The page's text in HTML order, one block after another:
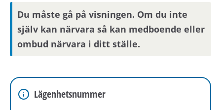
Du måste gå på visningen. Om du inte
själv kan närvara så kan medboende eller
ombud närvara i ditt ställe.
Lägenhetsnummer